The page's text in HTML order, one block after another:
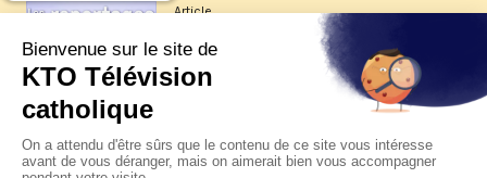
Article
Les reportages d'été 2026 de KTO
La visite pastorale du pape Léon
XIV à Assise à suivre sur KTO le
jeudi 6 août